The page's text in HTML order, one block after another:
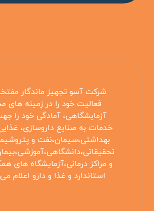
شرکت آسو تجهیز ماندگار
فعالیت خود را در زمینه های
آزمایشگاهی، آمادگی خود را
خدمات به صنایع داروسازی،
بهداشتی،سیمان،نفت و
و مراکز درمانی،آزمایشگاه های
استاندارد و غذا و دارو اعلام